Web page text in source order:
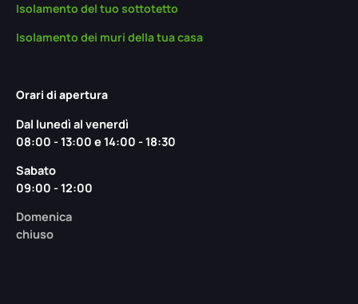
Isolamento del tuo sottotetto
Isolamento dei muri della tua casa
Orari di apertura
Dal lunedì al venerdì
08:00 - 13:00 e 14:00 - 18:30
Sabato
09:00 - 12:00
Domenica
chiuso